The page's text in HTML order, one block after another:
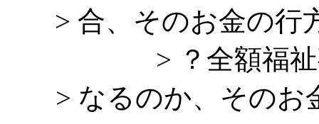
> 合、そのお金の行
> ？全額福
> なるのか、そのお